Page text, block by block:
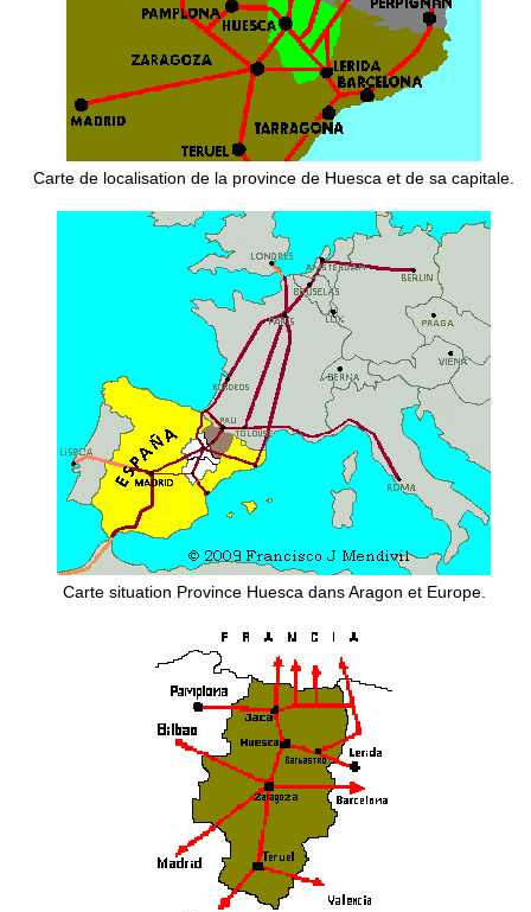
Carte de localisation de la province de Huesca et de sa capitale.
Carte situation Province Huesca dans Aragon et Europe.